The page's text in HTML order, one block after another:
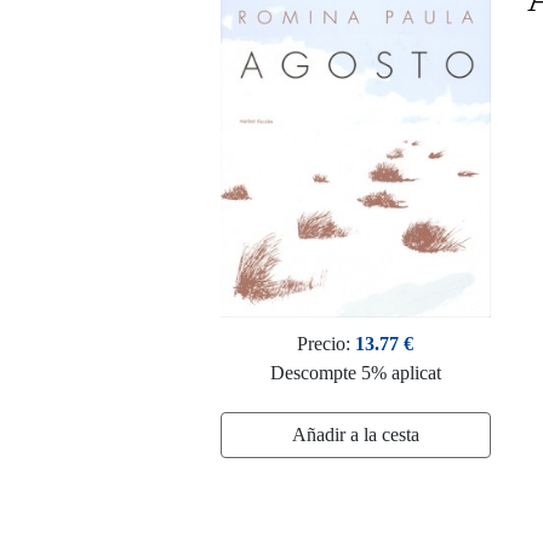
Precio: 13.77 €
Descompte 5% aplicat
Añadir a la cesta